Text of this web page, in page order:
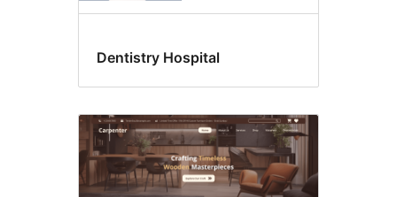
Dentistry Hospital